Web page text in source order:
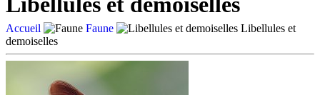
Accueil Faune
Libellules et
demoiselles